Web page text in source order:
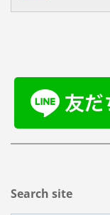
Search site